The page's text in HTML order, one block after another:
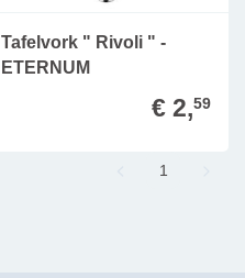
Tafelvork " Rivoli " -
ETERNUM
€ 2,59
Page
1